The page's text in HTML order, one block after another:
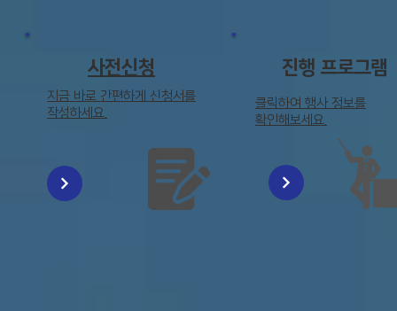
사전신청
지금 바로 간편하게 신청서를
작성하세요.
진행 프로그램
​클릭하여 행사 정보를
확인해보세요.